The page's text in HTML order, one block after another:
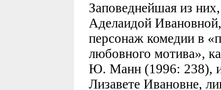
Заповеднейшая из
Аделаидой
персонаж комедии в
любовного мотива»,
Ю. Манн (1996: 238),
Лизавете Ивановне,